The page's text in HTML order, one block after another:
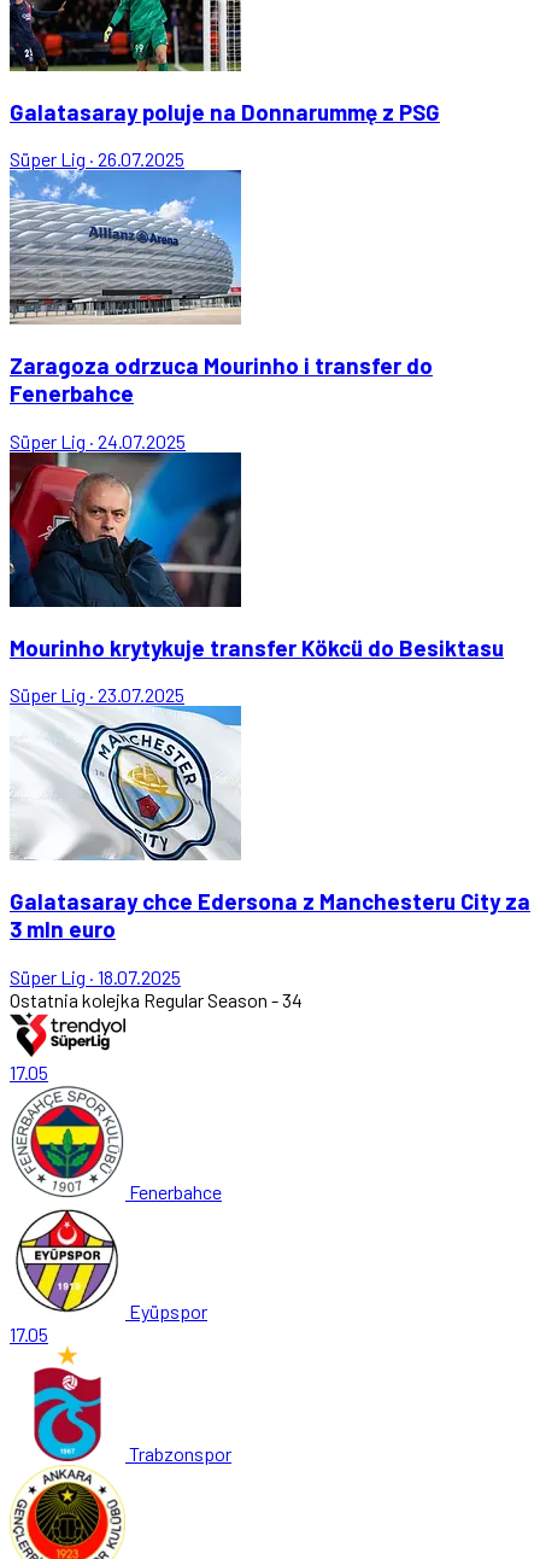
Galatasaray poluje na Donnarummę z PSG
Süper Lig · 26.07.2025
Zaragoza odrzuca Mourinho i transfer do
Fenerbahce
Süper Lig · 24.07.2025
Mourinho krytykuje transfer Kökcü do Besiktasu
Süper Lig · 23.07.2025
Galatasaray chce Edersona z Manchesteru City za
3 mln euro
Süper Lig · 18.07.2025
Ostatnia kolejka Regular Season - 34
17.05
Fenerbahce
Eyüpspor
17.05
Trabzonspor